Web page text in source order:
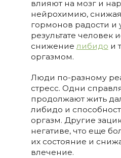
влияют на мозг и
нейрохимию,
гормонов радости и
результате человек
снижениелибидо и
оргазмом.
Люди по-разному
стресс. Одни
продолжают жить
либидо и
оргазм. Другие
негативе, что еще
их состояние и
влечение.